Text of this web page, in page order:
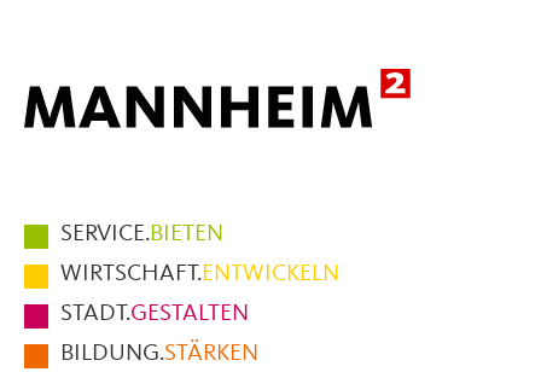
Hauptmenüpunkte
im
Fußbereich
der
Seite
SERVICE.BIETEN
WIRTSCHAFT.ENTWICKELN
STADT.GESTALTEN
BILDUNG.STÄRKEN